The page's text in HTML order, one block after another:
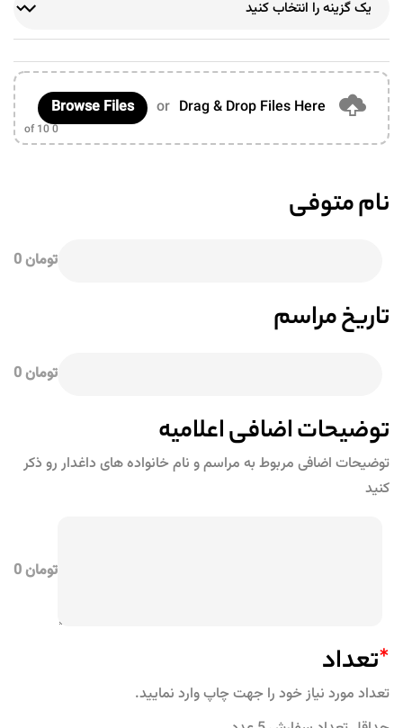
Drag & Drop Files Here
or
Browse Files
0
of 10
نام متوفی
تومان 0
تاریخ مراسم
تومان 0
توضیحات اضافی اعلامیه
توضیحات اضافی مربوط به مراسم و نام خانواده های داغدار رو ذکر
کنید
تومان 0
*تعداد
تعداد مورد نیاز خود را جهت چاپ وارد نمایید.